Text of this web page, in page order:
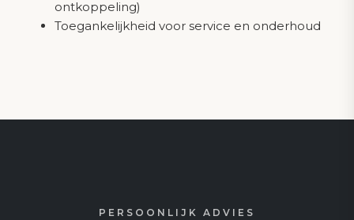
ontkoppeling)
Toegankelijkheid voor service en onderhoud
PERSOONLIJK ADVIES